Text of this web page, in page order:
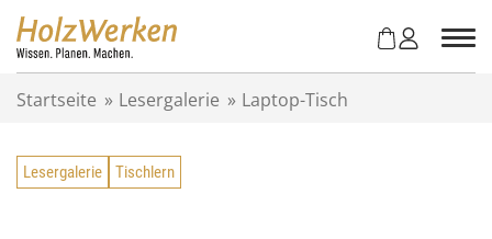
Startseite » Lesergalerie » Laptop-Tisch
Lesergalerie Tischlern